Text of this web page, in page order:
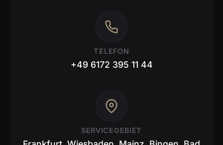
TELEFON
+49 6172 395 11 44
SERVICEGEBIET